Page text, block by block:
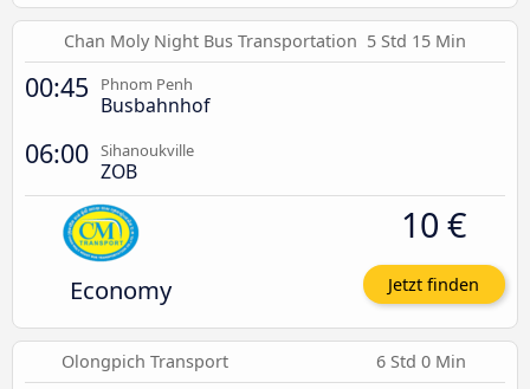
Chan Moly Night Bus Transportation 5 Std 15 Min
00:45 Phnom Penh
Busbahnhof
06:00 Sihanoukville
ZOB
Economy
10 €
Jetzt finden
Olongpich Transport 6 Std 0 Min